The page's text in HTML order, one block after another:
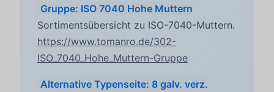
Gruppe: ISO 7040 Hohe Muttern
Sortimentsübersicht zu ISO-7040-Muttern.
https://www.tomanro.de/302-
ISO_7040_Hohe_Muttern-Gruppe
Alternative Typenseite: 8 galv. verz.